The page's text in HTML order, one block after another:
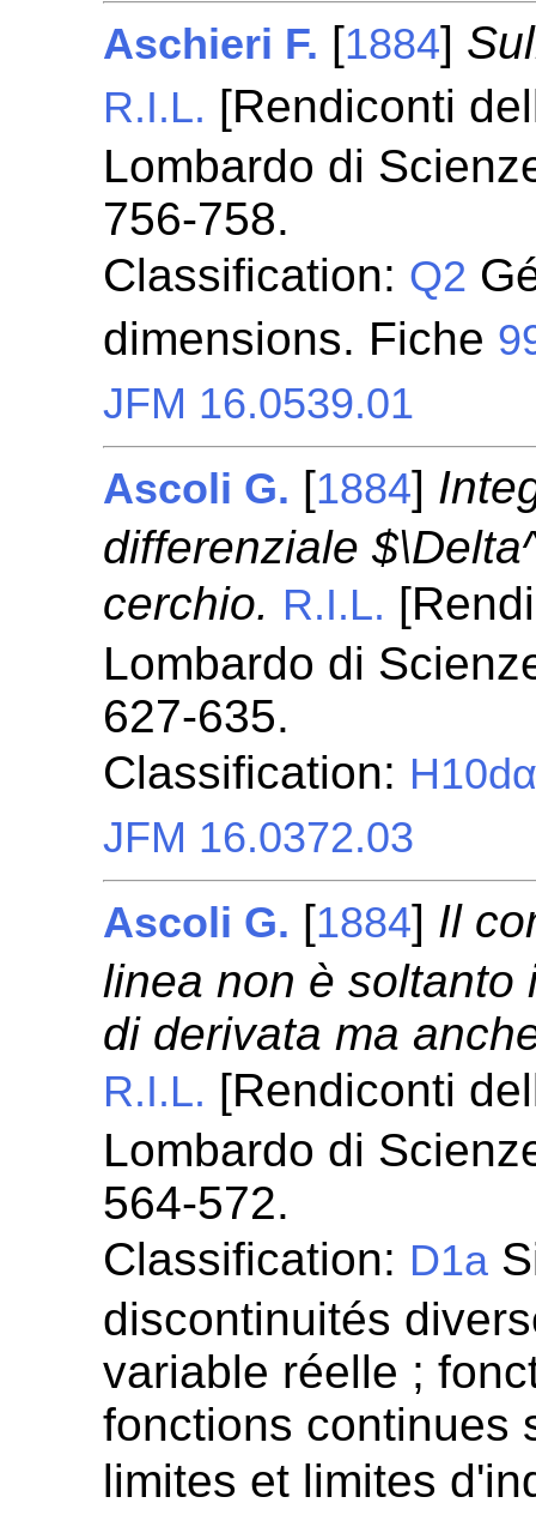
Aschieri F. [1884]
R.I.L. [Rendiconti
Lombardo di
756-758.
Classification: Q2
dimensions. Fiche
JFM 16.0539.01
Ascoli G. [1884]
differenziale
cerchio. R.I.L.
Lombardo di
627-635.
Classification:
JFM 16.0372.03
Ascoli G. [1884] Il
linea non è soltanto
di derivata ma
R.I.L. [Rendiconti
Lombardo di
564-572.
Classification: D1a
discontinuités
variable réelle ;
fonctions continues
limites et limites